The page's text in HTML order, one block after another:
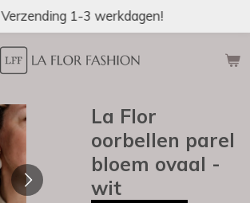
Verzending 1-3 werkdagen!
La Flor
oorbellen parel
bloem ovaal -
wit